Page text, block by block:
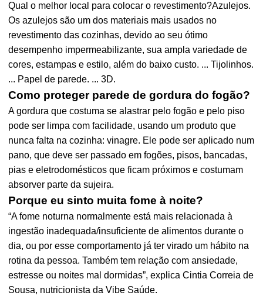
Qual o melhor local para colocar o revestimento?Azulejos.
Os azulejos são um dos materiais mais usados no
revestimento das cozinhas, devido ao seu ótimo
desempenho impermeabilizante, sua ampla variedade de
cores, estampas e estilo, além do baixo custo. ... Tijolinhos.
... Papel de parede. ... 3D.
Como proteger parede de gordura do fogão?
A gordura que costuma se alastrar pelo fogão e pelo piso
pode ser limpa com facilidade, usando um produto que
nunca falta na cozinha: vinagre. Ele pode ser aplicado num
pano, que deve ser passado em fogões, pisos, bancadas,
pias e eletrodomésticos que ficam próximos e costumam
absorver parte da sujeira.
Porque eu sinto muita fome à noite?
“A fome noturna normalmente está mais relacionada à
ingestão inadequada/insuficiente de alimentos durante o
dia, ou por esse comportamento já ter virado um hábito na
rotina da pessoa. Também tem relação com ansiedade,
estresse ou noites mal dormidas”, explica Cintia Correia de
Sousa, nutricionista da Vibe Saúde.